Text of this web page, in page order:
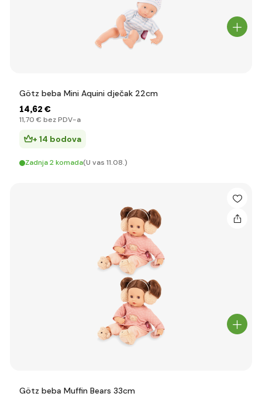
Götz beba Mini Aquini dječak 22cm
14,62 €
11,70 € bez PDV-a
+ 14 bodova
Zadnja 2 komada(U vas 11.08.)
Götz beba Muffin Bears 33cm